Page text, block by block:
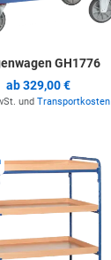
GH1776
ab329,00 €
und Transportkosten